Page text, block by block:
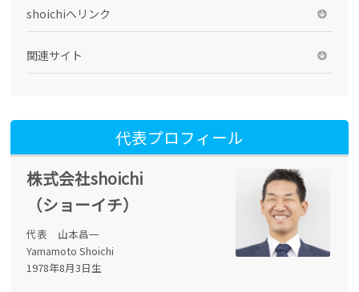
shoichiへリンク
関連サイト
代表プロフィール
株式会社shoichi
（ショーイチ）
代表 山本昌一
Yamamoto Shoichi
1978年8月3日生